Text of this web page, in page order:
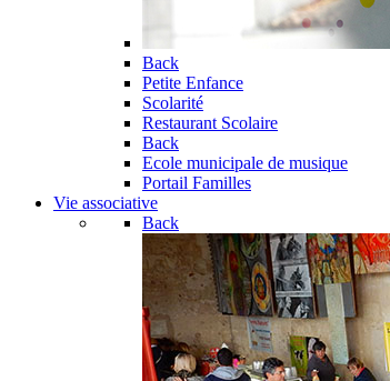
Back
Petite Enfance
Scolarité
Restaurant Scolaire
Back
Ecole municipale de musique
Portail Familles
Vie associative
Back